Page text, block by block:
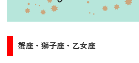
蟹座・獅子座・乙女座